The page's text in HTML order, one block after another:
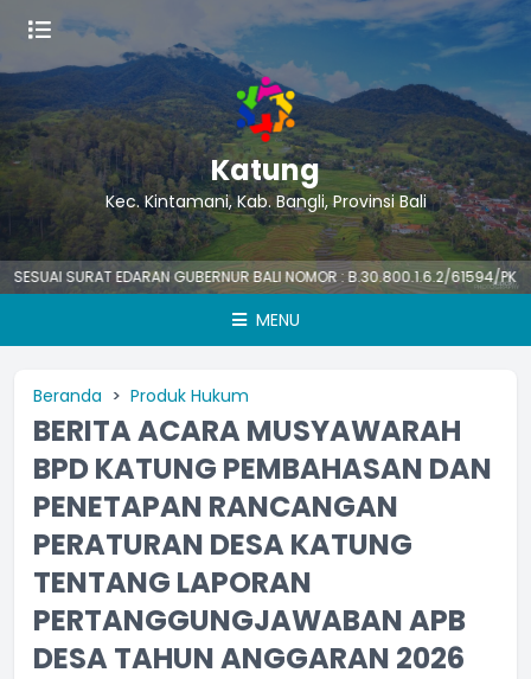
Katung
Kec. Kintamani, Kab. Bangli, Provinsi Bali
SURAT EDARAN GUBERNUR BALI NOMOR : B.30.800.1.6.2/61594/PK/
MENU
Beranda Produk Hukum
BERITA ACARA MUSYAWARAH
BPD KATUNG PEMBAHASAN DAN
PENETAPAN RANCANGAN
PERATURAN DESA KATUNG
TENTANG LAPORAN
PERTANGGUNGJAWABAN APB
DESA TAHUN ANGGARAN 2026